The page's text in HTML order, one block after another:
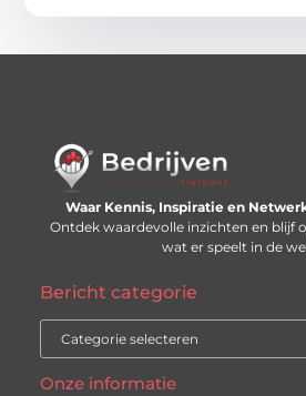
Waar Kennis, Inspiratie en
Ontdek waardevolle inzichten en blijf
wat er speelt in de
Bericht categorie
Onze informatie